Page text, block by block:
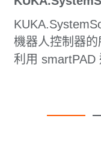
機器人控制器
利用 smartPAD